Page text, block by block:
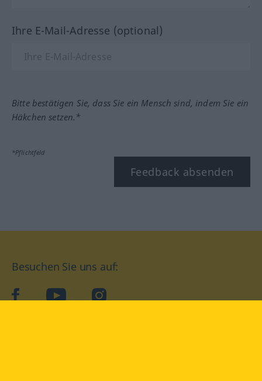
Ihre E-Mail-Adresse (optional)
Bitte bestätigen Sie, dass Sie ein Mensch sind, indem Sie ein
Häkchen setzen.*
*Pflichtfeld
Feedback absenden
Besuchen Sie uns auf:
facebookYouTube Instagram